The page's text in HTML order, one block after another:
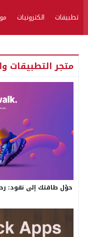
تطبيقات الكترونيات
متجر التطبيقات
حوّل طاقتك إلى نقود: